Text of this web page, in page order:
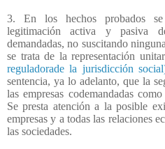
3. En los hechos probados
legitimación activa y pasiva
demandadas, no suscitando
se trata de la representación
reguladorade la jurisdicción
sentencia, ya lo adelanto, que la
las empresas codemandadas
Se presta atención a la posible
empresas y a todas las relaciones
las sociedades.